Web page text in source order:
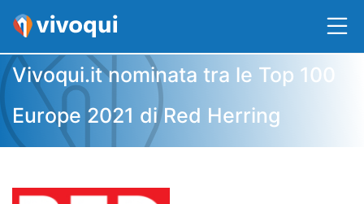
Vivoqui.it nominata tra le Top 100
Europe 2021 di Red Herring